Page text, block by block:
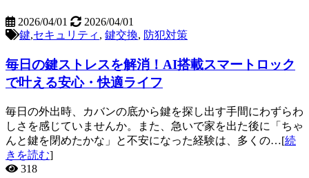
2026/04/01
2026/04/01
鍵,セキュリティ , 鍵交換, 防犯対策
毎日の鍵ストレスを解消！AI搭載スマートロック
で叶える安心・快適ライフ
毎日の外出時、カバンの底から鍵を探し出す手間にわずらわ
しさを感じていませんか。また、急いで家を出た後に「ちゃ
んと鍵を閉めたかな」と不安になった経験は、多くの…[続
きを読む]
318